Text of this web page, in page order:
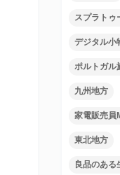
スプラトゥ
デジタル小
ポルトガル
九州地方
家電販売員
東北地方
良品のある